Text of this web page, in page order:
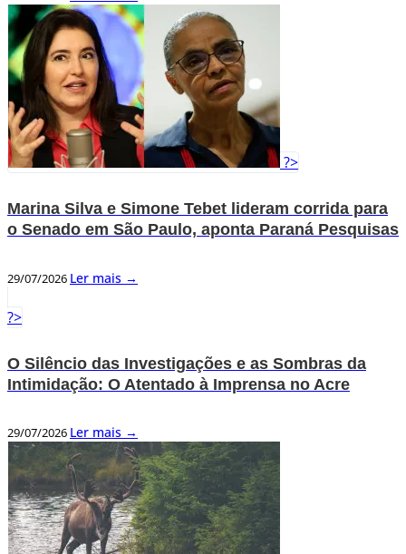
?>
Marina Silva e Simone Tebet lideram corrida para
o Senado em São Paulo, aponta Paraná Pesquisas
29/07/2026 Ler mais →
?>
O Silêncio das Investigações e as Sombras da
Intimidação: O Atentado à Imprensa no Acre
29/07/2026 Ler mais →